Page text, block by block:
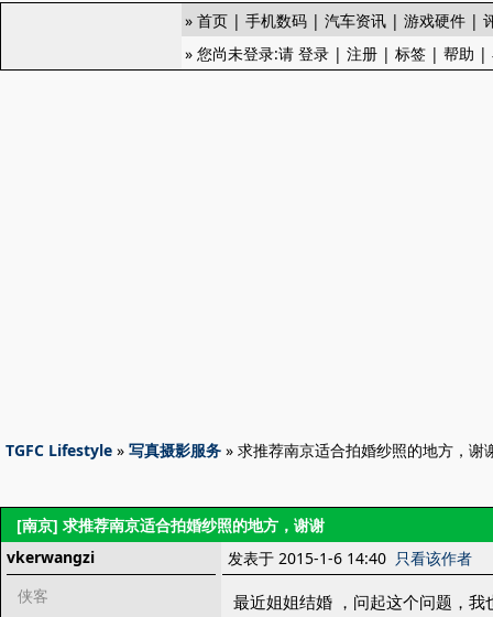
» 首页 | 手机数码 | 汽车资讯 | 游戏硬件 |
» 您尚未登录:请 登录 | 注册 | 标签 | 帮助 |
TGFC Lifestyle » 写真摄影服务 » 求推荐南京适合拍婚纱照的地方，谢
[南京] 求推荐南京适合拍婚纱照的地方，谢谢
vkerwangzi
侠客
发表于 2015-1-6 14:40 只看该作者
最近姐姐结婚 ，问起这个问题，